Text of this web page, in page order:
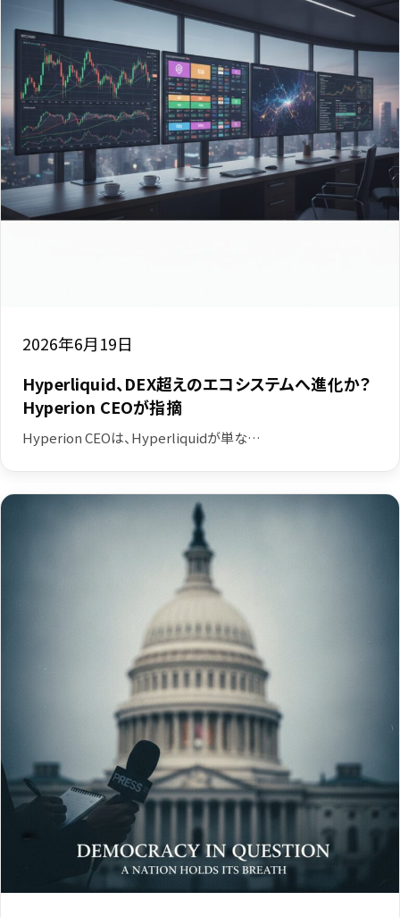
2026年6月19日
Hyperliquid、DEX超えのエコシステムへ進化か？
Hyperion CEOが指摘
Hyperion CEOは、Hyperliquidが単な…